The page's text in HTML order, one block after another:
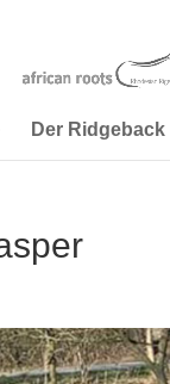
Der Ridgeback